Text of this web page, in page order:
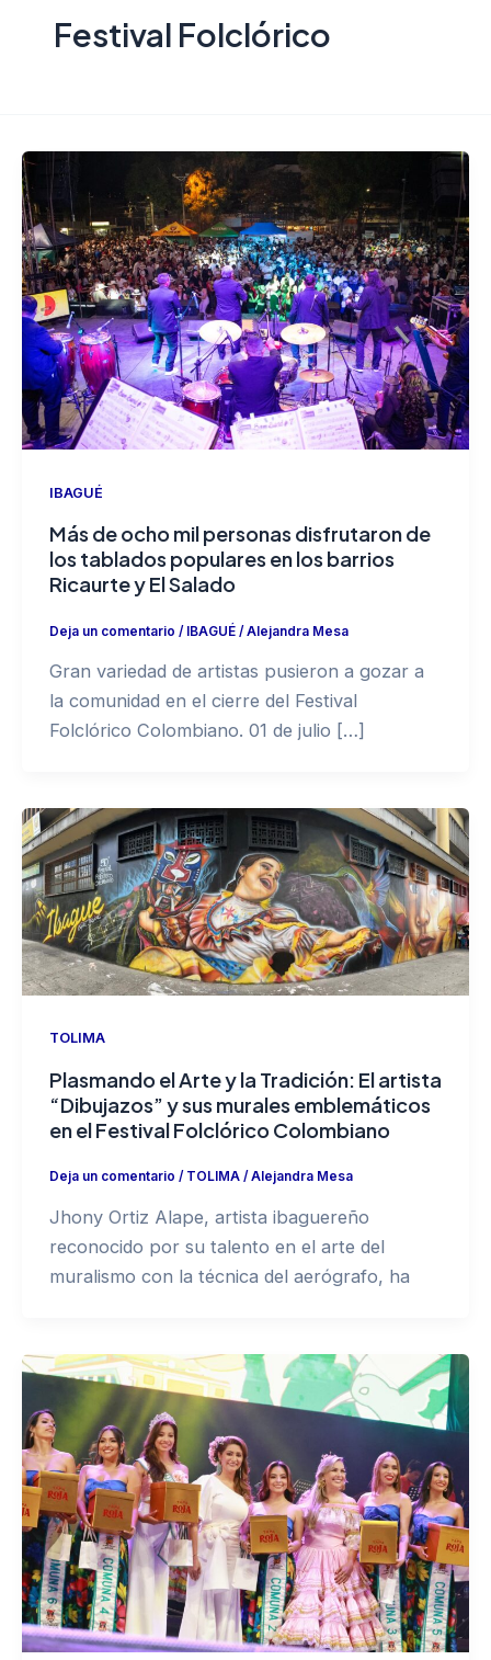
Festival Folclórico
IBAGUÉ
Más de ocho mil personas disfrutaron de
los tablados populares en los barrios
Ricaurte y El Salado
Deja un comentario / IBAGUÉ/Alejandra Mesa
Gran variedad de artistas pusieron a gozar a
la comunidad en el cierre del Festival
Folclórico Colombiano. 01 de julio […]
TOLIMA
Plasmando el Arte y la Tradición: El artista
“Dibujazos” y sus murales emblemáticos
en el Festival Folclórico Colombiano
Deja un comentario / TOLIMA/ Alejandra Mesa
Jhony Ortiz Alape, artista ibaguereño
reconocido por su talento en el arte del
muralismo con la técnica del aerógrafo, ha